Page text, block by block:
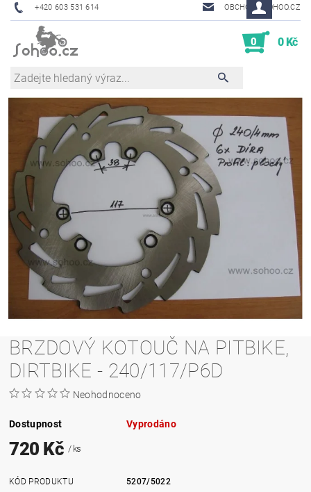
+420 603 531 614 OBCHOD@SOHOO.CZ
0 0 Kč
BRZDOVÝ KOTOUČ NA PITBIKE,
DIRTBIKE - 240/117/P6D
Neohodnoceno
Dostupnost Vyprodáno
720 Kč / ks
KÓD PRODUKTU
5207/5022